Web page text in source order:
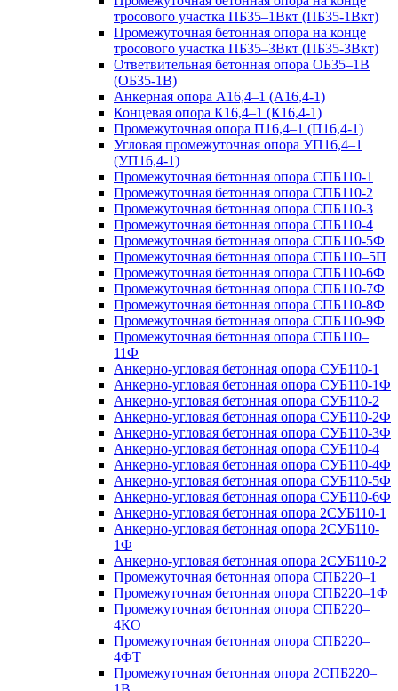
тросового участка ПБ35–1Вкт (ПБ35-1Вкт)
Промежуточная бетонная опора на конце
тросового участка ПБ35–3Вкт (ПБ35-3Вкт)
Ответвительная бетонная опора ОБ35–1В
(ОБ35-1В)
Анкерная опора А16,4–1 (А16,4-1)
Концевая опора К16,4–1 (К16,4-1)
Промежуточная опора П16,4–1 (П16,4-1)
Угловая промежуточная опора УП16,4–1
(УП16,4-1)
Промежуточная бетонная опора СПБ110-1
Промежуточная бетонная опора СПБ110-2
Промежуточная бетонная опора СПБ110-3
Промежуточная бетонная опора СПБ110-4
Промежуточная бетонная опора СПБ110-5Ф
Промежуточная бетонная опора СПБ110–5П
Промежуточная бетонная опора СПБ110-6Ф
Промежуточная бетонная опора СПБ110-7Ф
Промежуточная бетонная опора СПБ110-8Ф
Промежуточная бетонная опора СПБ110-9Ф
Промежуточная бетонная опора СПБ110–
11Ф
Анкерно-угловая бетонная опора СУБ110-1
Анкерно-угловая бетонная опора СУБ110-1Ф
Анкерно-угловая бетонная опора СУБ110-2
Анкерно-угловая бетонная опора СУБ110-2Ф
Анкерно-угловая бетонная опора СУБ110-3Ф
Анкерно-угловая бетонная опора СУБ110-4
Анкерно-угловая бетонная опора СУБ110-4Ф
Анкерно-угловая бетонная опора СУБ110-5Ф
Анкерно-угловая бетонная опора СУБ110-6Ф
Анкерно-угловая бетонная опора 2СУБ110-1
Анкерно-угловая бетонная опора 2СУБ110-
1Ф
Анкерно-угловая бетонная опора 2СУБ110-2
Промежуточная бетонная опора СПБ220–1
Промежуточная бетонная опора СПБ220–1Ф
Промежуточная бетонная опора СПБ220–
4КО
Промежуточная бетонная опора СПБ220–
4ФТ
Промежуточная бетонная опора 2СПБ220–